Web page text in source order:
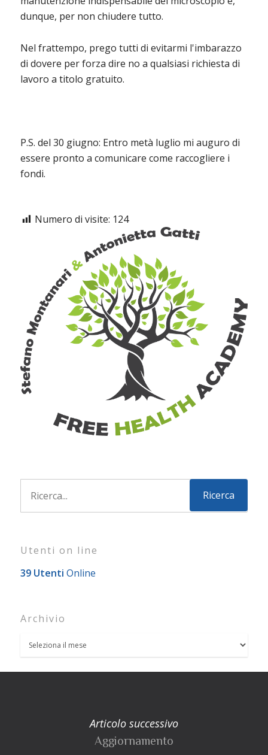
dunque, per non chiudere tutto.
Nel frattempo, prego tutti di evitarmi l'imbarazzo
di dovere per forza dire no a qualsiasi richiesta di
lavoro a titolo gratuito.
P.S. del 30 giugno: Entro metà luglio mi auguro di
essere pronto a comunicare come raccogliere i
fondi.
Numero di visite: 124
Utenti on line
39 Utenti Online
Archivio
Articolo successivo
Aggiornamento